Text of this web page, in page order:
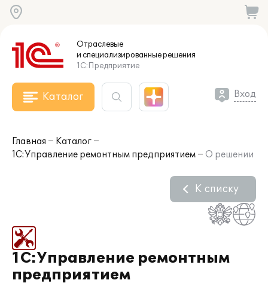
Отраслевые
и специализированныерешения
1С:Предприятие
Каталог Вход
Главная
Каталог
1С:Управление ремонтным предприятием
О решении
1С:Управление ремонтным
предприятием
К списку